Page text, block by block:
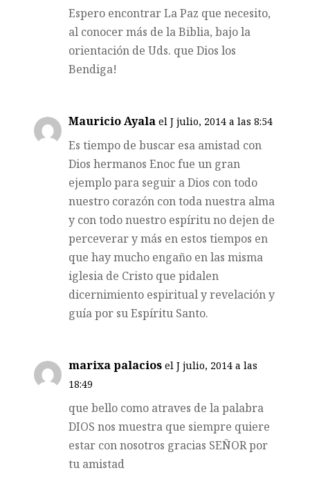
Espero encontrar La Paz que necesito,
al conocer más de la Biblia, bajo la
orientación de Uds. que Dios los
Bendiga!
Mauricio Ayala el J julio, 2014 a las 8:54
Es tiempo de buscar esa amistad con
Dios hermanos Enoc fue un gran
ejemplo para seguir a Dios con todo
nuestro corazón con toda nuestra alma
y con todo nuestro espíritu no dejen de
perceverar y más en estos tiempos en
que hay mucho engaño en las misma
iglesia de Cristo que pidalen
dicernimiento espiritual y revelación y
guía por su Espíritu Santo.
marixa palacios el J julio, 2014 a las
18:49
que bello como atraves de la palabra
DIOS nos muestra que siempre quiere
estar con nosotros gracias SEÑOR por
tu amistad